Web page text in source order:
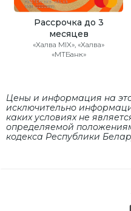
Рассрочка до 3
месяцев
«Халва MIX», «Халва»
«МТБанк»
Цены и информация на
исключительно
каких условиях не
определяемой
кодекса Республики